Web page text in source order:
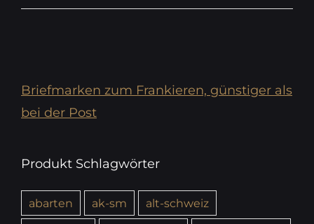
Briefmarken zum Frankieren, günstiger als
bei der Post
Produkt Schlagwörter
abarten ak-sm
alt-schweiz